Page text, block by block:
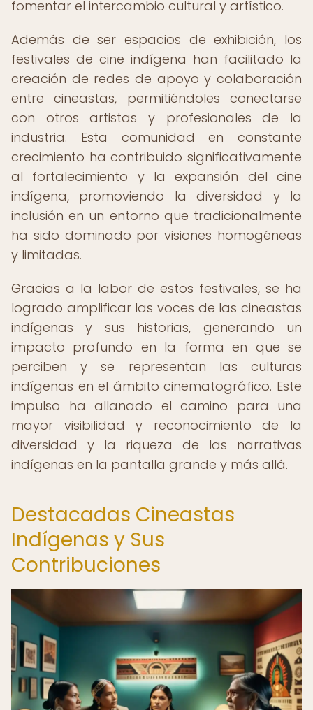
fomentar el intercambio cultural y artístico.
Además de ser espacios de exhibición, los
festivales de cine indígena han facilitado la
creación de redes de apoyo y colaboración
entre cineastas, permitiéndoles conectarse
con otros artistas y profesionales de la
industria. Esta comunidad en constante
crecimiento ha contribuido significativamente
al fortalecimiento y la expansión del cine
indígena, promoviendo la diversidad y la
inclusión en un entorno que tradicionalmente
ha sido dominado por visiones homogéneas
y limitadas.
Gracias a la labor de estos festivales, se ha
logrado amplificar las voces de las cineastas
indígenas y sus historias, generando un
impacto profundo en la forma en que se
perciben y se representan las culturas
indígenas en el ámbito cinematográfico. Este
impulso ha allanado el camino para una
mayor visibilidad y reconocimiento de la
diversidad y la riqueza de las narrativas
indígenas en la pantalla grande y más allá.
Destacadas Cineastas
Indígenas y Sus
Contribuciones